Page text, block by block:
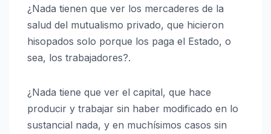
¿Nada tienen que ver los mercaderes de la
salud del mutualismo privado, que hicieron
hisopados solo porque los paga el Estado, o
sea, los trabajadores?.
¿Nada tiene que ver el capital, que hace
producir y trabajar sin haber modificado en lo
sustancial nada, y en muchísimos casos sin